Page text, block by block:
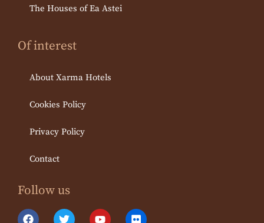
The Houses of Ea Astei
Of interest
About Xarma Hotels
Cookies Policy
Privacy Policy
Contact
Follow us